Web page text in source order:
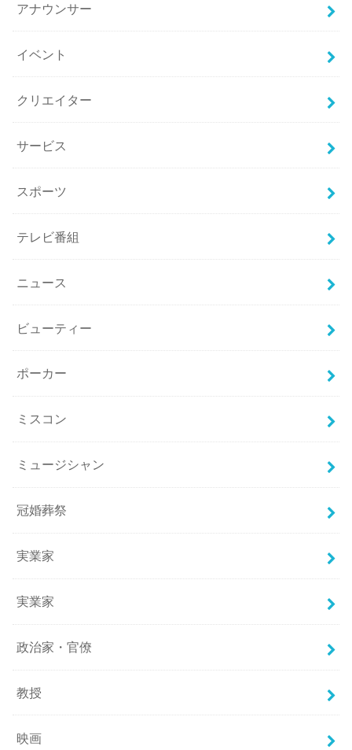
アナウンサー
イベント
クリエイター
サービス
スポーツ
テレビ番組
ニュース
ビューティー
ポーカー
ミスコン
ミュージシャン
冠婚葬祭
実業家
実業家
政治家・官僚
教授
映画